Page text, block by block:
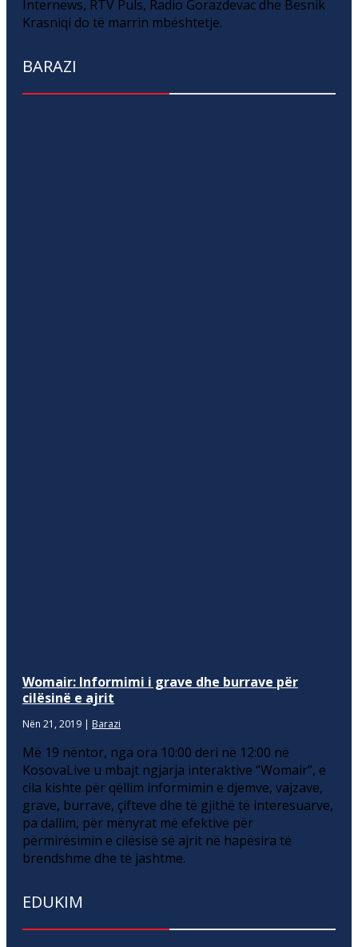
Internews, RTV Puls, Radio Gorazdevac dhe Besnik
Krasniqi do të marrin mbështetje.
BARAZI
Womair: Informimi i grave dhe burrave për
cilësinë e ajrit
Nën 21, 2019 | Barazi
Më 19 nëntor, nga ora 10:00 deri në 12:00 në
KosovaLive u mbajt ngjarja interaktive “Womair”, e
cila kishte për qëllim informimin e djemve, vajzave,
grave, burrave, çifteve dhe të gjithë të interesuarve,
pa dallim, për mënyrat më efektive për
përmirësimin e cilësisë së ajrit në hapësira të
brendshme dhe të jashtme.
EDUKIM